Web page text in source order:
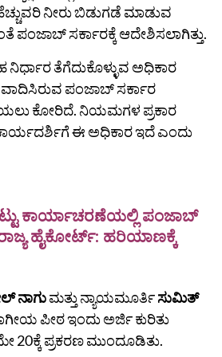
ನೀರು ಬಿಡುಗಡೆ ಮಾಡುವ
ಪಂಜಾಬ್ ಸರ್ಕಾರಕ್ಕೆ ಆದೇಶಿಸಲಾಗಿತ್ತು.
ತೆಗೆದುಕೊಳ್ಳುವ ಅಧಿಕಾರ
ಪಂಜಾಬ್ ಸರ್ಕಾರ
ಕೋರಿದೆ. ನಿಯಮಗಳ ಪ್ರಕಾರ
ಈ ಅಧಿಕಾರ ಇದೆ ಎಂದು
ಕಾರ್ಯಾಚರಣೆಯಲ್ಲಿ ಪಂಜಾಬ್
ಹೈಕೋರ್ಟ್: ಹರಿಯಾಣಕ್ಕೆ
ನಾಗುಮತ್ತು ನ್ಯಾಯಮೂರ್ತಿಸುಮಿತ್‌
ಪೀಠ ಇಂದು ಅರ್ಜಿ ಕುರಿತು
ಪ್ರಕರಣ ಮುಂದೂಡಿತು.